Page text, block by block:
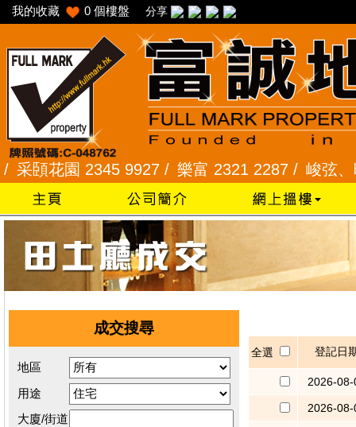
我的收藏 0 個樓盤 分享
頣花園 2345 9927 /樂富 2321 2287 /峻弦、曉
成交搜尋
地區
用途
大廈/街道
全選 登記日
2026-08-
2026-08-